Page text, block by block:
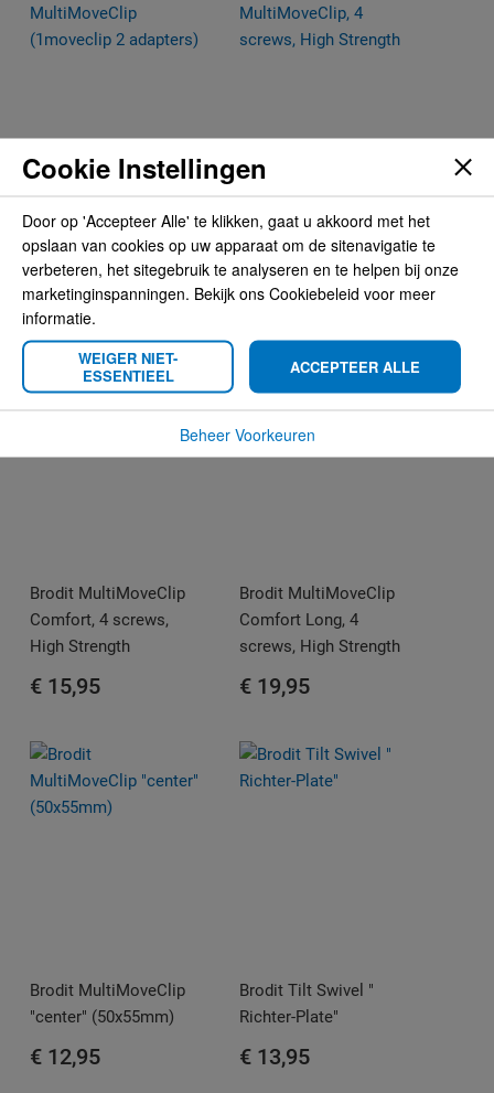
Brodit MultiMoveClip
(1moveclip 2 adapters)
€ 8,95
Brodit MultiMoveClip, 4
screws, High Strength
€ 15,95
Brodit MultiMoveClip
Comfort, 4 screws,
High Strength
€ 15,95
Brodit MultiMoveClip
Comfort Long, 4
screws, High Strength
€ 19,95
Brodit MultiMoveClip
"center" (50x55mm)
€ 12,95
Brodit Tilt Swivel "
Richter-Plate"
€ 13,95
Cookie Instellingen
Door op 'Accepteer Alle' te klikken, gaat u akkoord met het
opslaan van cookies op uw apparaat om de sitenavigatie te
verbeteren, het sitegebruik te analyseren en te helpen bij onze
marketinginspanningen. Bekijk ons Cookiebeleid voor meer
informatie.
WEIGER NIET-
ESSENTIEEL
ACCEPTEER ALLE
Beheer Voorkeuren